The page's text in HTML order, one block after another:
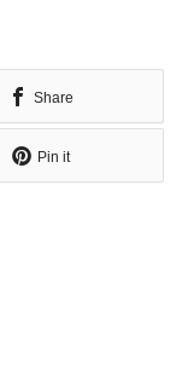
Share
Pin it